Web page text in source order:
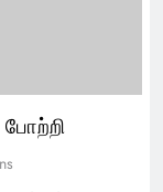
போற்றி